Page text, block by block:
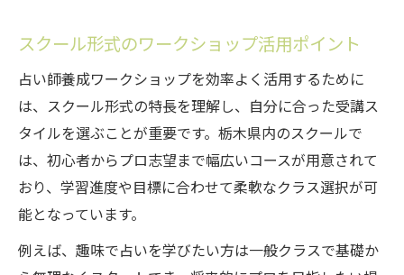
スクール形式のワークショップ活用ポイント
占い師養成ワークショップを効率よく活用するために
は、スクール形式の特長を理解し、自分に合った受講ス
タイルを選ぶことが重要です。栃木県内のスクールで
は、初心者からプロ志望まで幅広いコースが用意されて
おり、学習進度や目標に合わせて柔軟なクラス選択が可
能となっています。
例えば、趣味で占いを学びたい方は一般クラスで基礎か